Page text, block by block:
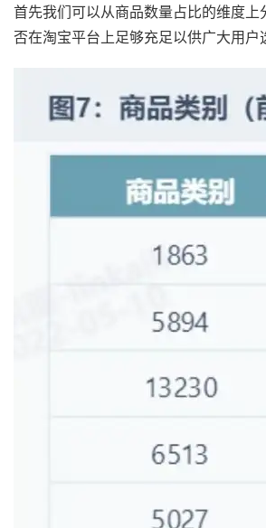
首先我们可以从商品数量占比的维度上
否在淘宝平台上足够充足以供广大用户